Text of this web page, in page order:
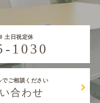
土日祝定休
1030
でご相談ください
合わせ